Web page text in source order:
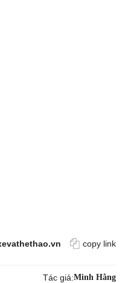
copy link
Tác giả:Minh Hằng